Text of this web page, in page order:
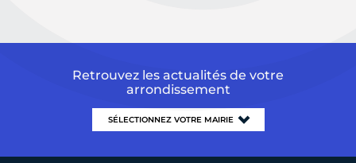
Retrouvez les actualités de votre
arrondissement